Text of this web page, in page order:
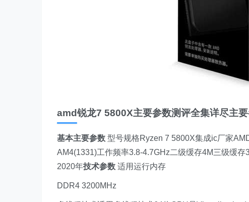
amd锐龙7 5800X主要参数测评全集详尽主要
基本主要参数 型号规格Ryzen 7 5800X集成ic厂家
AM4(1331)工作频率3.8-4.7GHz二级缓存4M三级缓
2020年技术参数 适用运行内存
DDR4 3200MHz